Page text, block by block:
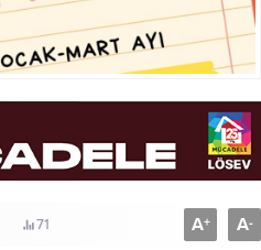
71 A+ A-